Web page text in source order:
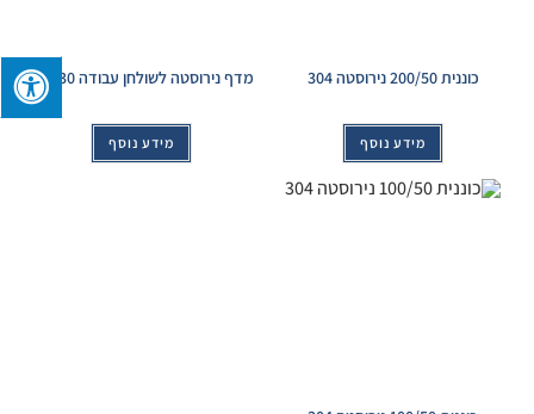
כוננית 200/50 נירוסטה 304
מידע נוסף
מדף נירוסטה לשולחן עבודה 120/30
מידע נוסף